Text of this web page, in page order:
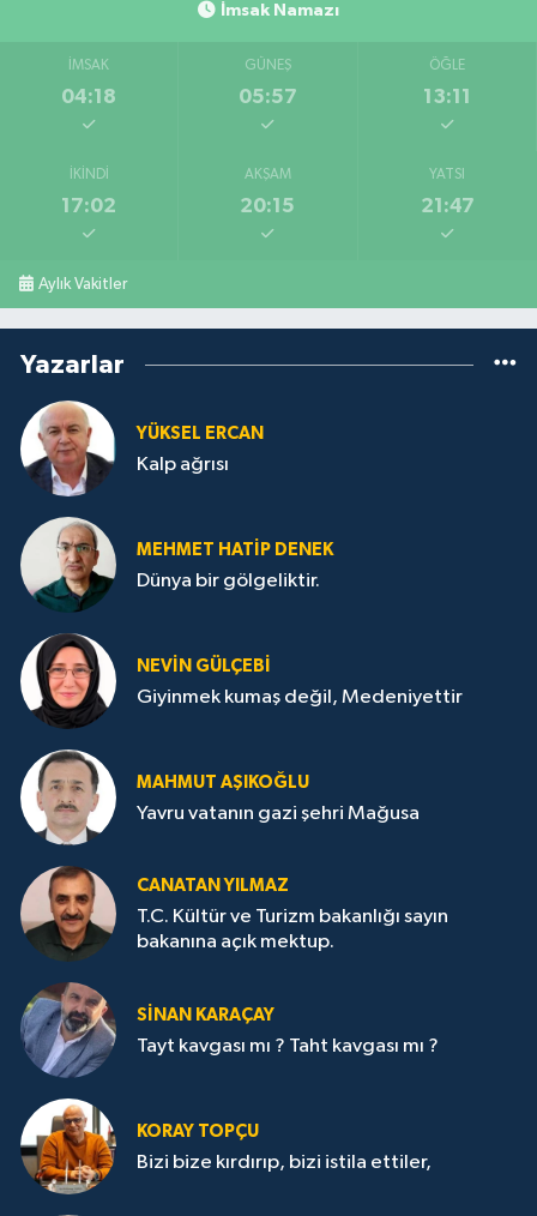
İmsak Namazı
İMSAK
04:18
GÜNEŞ
05:57
ÖĞLE
13:11
İKINDI
17:02
AKŞAM
20:15
YATSI
21:47
Aylık Vakitler
Yazarlar
YÜKSEL ERCAN
Kalp ağrısı
MEHMET HATİP DENEK
Dünya bir gölgeliktir.
NEVİN GÜLÇEBİ
Giyinmek kumaş değil, Medeniyettir
MAHMUT AŞIKOĞLU
Yavru vatanın gazi şehri Mağusa
CANATAN YILMAZ
T.C. Kültür ve Turizm bakanlığı sayın
bakanına açık mektup.
SİNAN KARAÇAY
Tayt kavgası mı ? Taht kavgası mı ?
KORAY TOPÇU
Bizi bize kırdırıp, bizi istila ettiler,